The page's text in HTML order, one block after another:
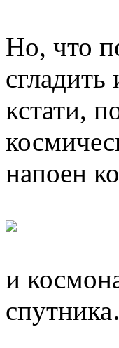
Но, что
кстати,
напоен
и